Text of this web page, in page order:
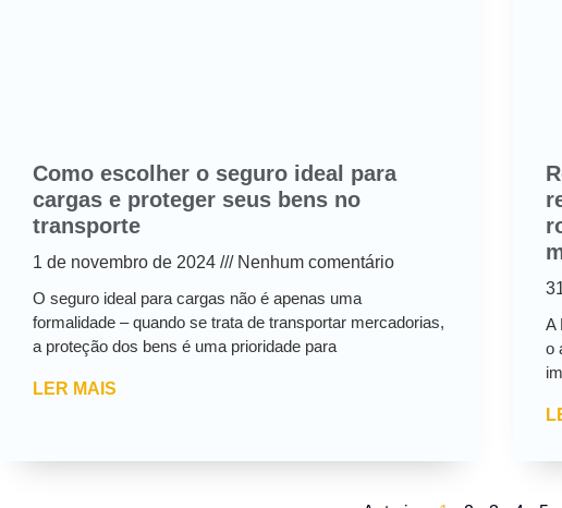
Como escolher o seguro ideal para
cargas e proteger seus bens no
transporte
1 de novembro de 2024
Nenhum comentário
O seguro ideal para cargas não é apenas uma
formalidade – quando se trata de transportar mercadorias,
a proteção dos bens é uma prioridade para
LER MAIS
A
o